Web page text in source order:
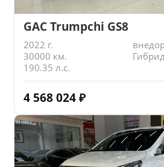
GAC Trumpchi GS8
2022 г.
30000 км.
190.35 л.с.
4 568 024 ₽